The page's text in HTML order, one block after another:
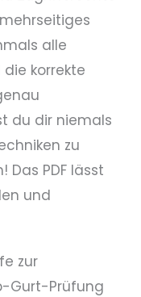
alle
korrekte
du dir niemals
zu
Das PDF lässt
und
zur
Gurt-Prüfung